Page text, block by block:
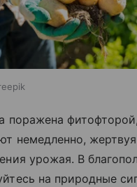
поражена
немедленно,
урожая. В
на природные